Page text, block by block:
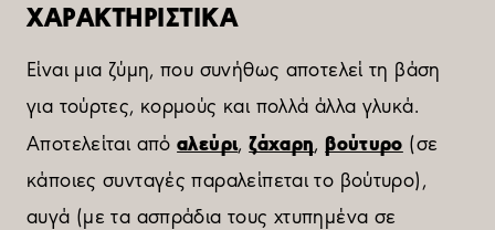
ΧΑΡΑΚΤΗΡΙΣΤΙΚΑ
Είναι μια ζύμη, που συνήθως αποτελεί τη βάση
για τούρτες, κορμούς και πολλά άλλα γλυκά.
Αποτελείται απόαλεύρι,ζάχαρη,βούτυρο (σε
κάποιες συνταγές παραλείπεται το βούτυρο),
αυγά (με τα ασπράδια τους χτυπημένα σε